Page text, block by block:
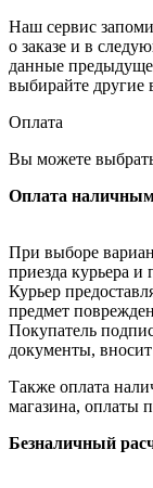
Наш сервис
о заказе и в
данные
выбирайте другие
Оплата
Вы можете
Оплата
При выборе
приезда курьера и
Курьер
предмет
Покупатель
документы,
Также оплата
магазина, оплаты
Безналичный